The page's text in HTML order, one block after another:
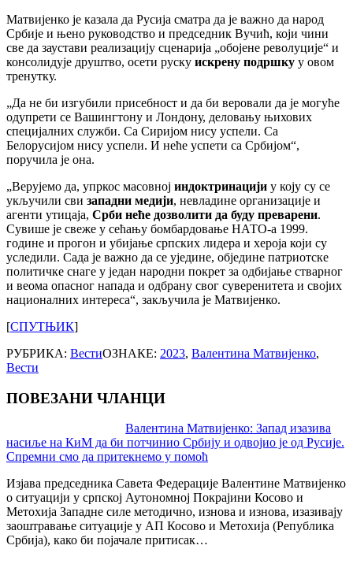
Матвијенко је казала да Русија сматра да је важно да народ
Србије и њено руководство и председник Вучић, који чини
све да заустави реализацију сценарија „обојене револуције“ и
консолидује друштво, осети руску искрену подршку у овом
тренутку.
„Да не би изгубили присебност и да би веровали да је могуће
одупрети се Вашингтону и Лондону, деловању њихових
специјалних служби. Са Сиријом нису успели. Са
Белорусијом нису успели. И неће успети са Србијом“,
поручила је она.
„Верујемо да, упркос масовној индоктринацији у коју су се
укључили сви западни медији, невладине организације и
агенти утицаја, Срби неће дозволити да буду преварени.
Сувише је свеже у сећању бомбардовање НАТО-а 1999.
године и прогон и убијање српских лидера и хероја који су
уследили. Сада је важно да се уједине, обједине патриотске
политичке снаге у један народни покрет за одбијање стварног
и веома опасног напада и одбрану свог суверенитета и својих
националних интереса“, закључила је Матвијенко.
[СПУТЊИК]
РУБРИКА: ВестиОЗНАКЕ: 2023, Валентина Матвијенко,
Вести
ПОВЕЗАНИ ЧЛАНЦИ
Валентина Матвијенко: Запад изазива
насиље на КиМ да би потчинио Србију и одвојио је од Русије.
Спремни смо да притекнемо у помоћ
Изјава председника Савета Федерације Валентине Матвијенко
о ситуацији у српској Аутономној Покрајини Косово и
Метохија Западне силе методично, изнова и изнова, изазивају
заоштравање ситуације у АП Косово и Метохија (Република
Србија), како би појачале притисак…
navigation